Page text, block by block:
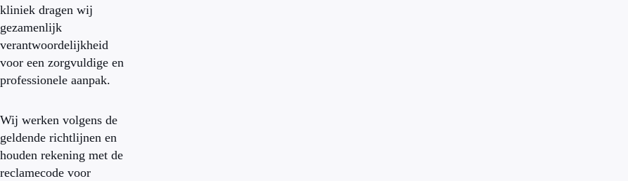
kliniek dragen wij
gezamenlijk
verantwoordelijkheid
voor een zorgvuldige en
professionele aanpak.
Wij werken volgens de
geldende richtlijnen en
houden rekening met de
reclamecode voor